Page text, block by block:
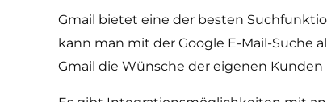
Gmail bietet eine der besten
kann man mit der Google E-Mail-Suche
Gmail die Wünsche der eigenen Kunden